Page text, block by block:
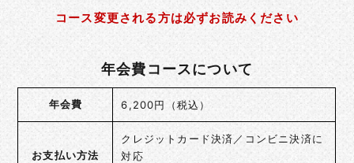
コース変更される方は必ずお読みください
年会費コースについて
年会費 6,200円（税込）
お支払い方法
クレジットカード決済／コンビニ決済に
対応